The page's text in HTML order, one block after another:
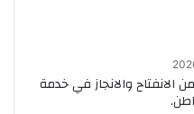
والانجاز في خدمة